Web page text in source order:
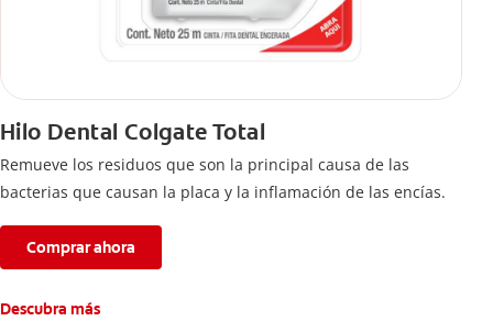
Hilo Dental Colgate Total
Remueve los residuos que son la principal causa de las
bacterias que causan la placa y la inflamación de las encías.
Comprar ahora
Descubra más